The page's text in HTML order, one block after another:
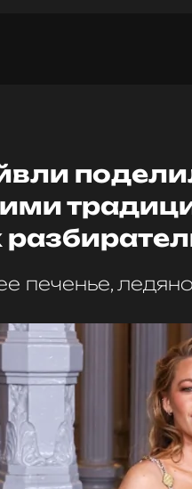
печенье,